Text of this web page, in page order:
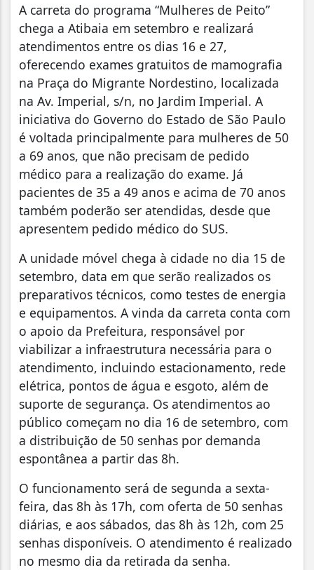
A carreta do programa “Mulheres de Peito”
chega a Atibaia em setembro e realizará
atendimentos entre os dias 16 e 27,
oferecendo exames gratuitos de mamografia
na Praça do Migrante Nordestino, localizada
na Av. Imperial, s/n, no Jardim Imperial. A
iniciativa do Governo do Estado de São Paulo
é voltada principalmente para mulheres de 50
a 69 anos, que não precisam de pedido
médico para a realização do exame. Já
pacientes de 35 a 49 anos e acima de 70 anos
também poderão ser atendidas, desde que
apresentem pedido médico do SUS.
A unidade móvel chega à cidade no dia 15 de
setembro, data em que serão realizados os
preparativos técnicos, como testes de energia
e equipamentos. A vinda da carreta conta com
o apoio da Prefeitura, responsável por
viabilizar a infraestrutura necessária para o
atendimento, incluindo estacionamento, rede
elétrica, pontos de água e esgoto, além de
suporte de segurança. Os atendimentos ao
público começam no dia 16 de setembro, com
a distribuição de 50 senhas por demanda
espontânea a partir das 8h.
O funcionamento será de segunda a sexta-
feira, das 8h às 17h, com oferta de 50 senhas
diárias, e aos sábados, das 8h às 12h, com 25
senhas disponíveis. O atendimento é realizado
no mesmo dia da retirada da senha.